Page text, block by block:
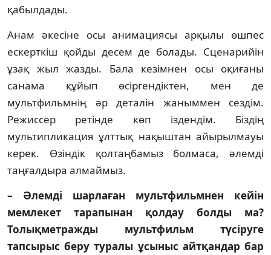
қабыл­дады.
Анам әкесіне осы анимациясы арқы­лы өшпес
ескерткіш қойды десем де бо­лад­ы. Сценарийін
ұзақ жыл жазды. Бала кезімнен осы оқиғаны
санама құйып өсіргендіктен, мен де
мультфильмнің әр деталін жаныммен сездім.
Режиссер ре­тінде көп іздендім. Біздің
мультипликация ұлттық нақыштан айырылмауы
керек. Өзіндік қолтаңбамыз болмаса, әлемді
таңғалдыра алмаймыз.
– Әлемді шарлаған мультфильм­нен кейін
мемлекет тарапынан қол­дау болды ма?
Толықметражды мульт­фильм түсіруге
тапсырыс беру тура­лы ұсыныс айтқандар бар